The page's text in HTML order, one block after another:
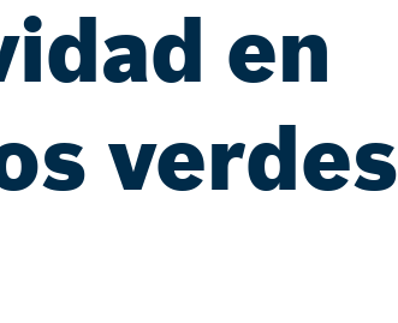
en
verdes